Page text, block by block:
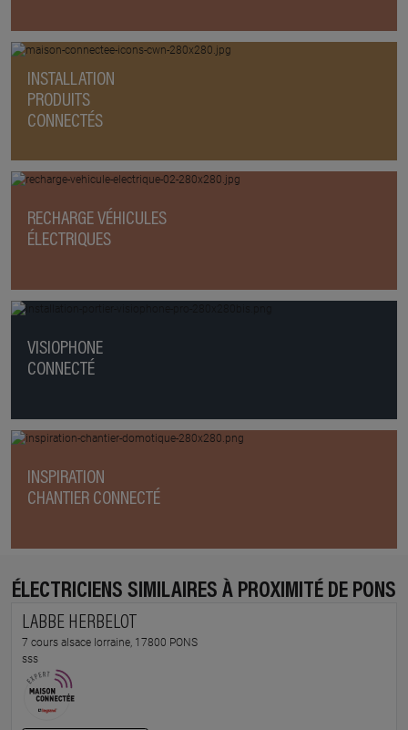
INSTALLATION
PRODUITS
CONNECTÉS
RECHARGE VÉHICULES
ÉLECTRIQUES
VISIOPHONE
CONNECTÉ
INSPIRATION
CHANTIER CONNECTÉ
ÉLECTRICIENS SIMILAIRES À PROXIMITÉ DE PONS
LABBE HERBELOT
7 cours alsace lorraine, 17800 PONS
sss